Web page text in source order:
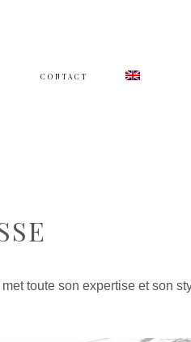
CONTACT
toute son expertise et son